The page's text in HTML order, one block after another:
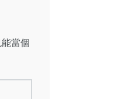
當個